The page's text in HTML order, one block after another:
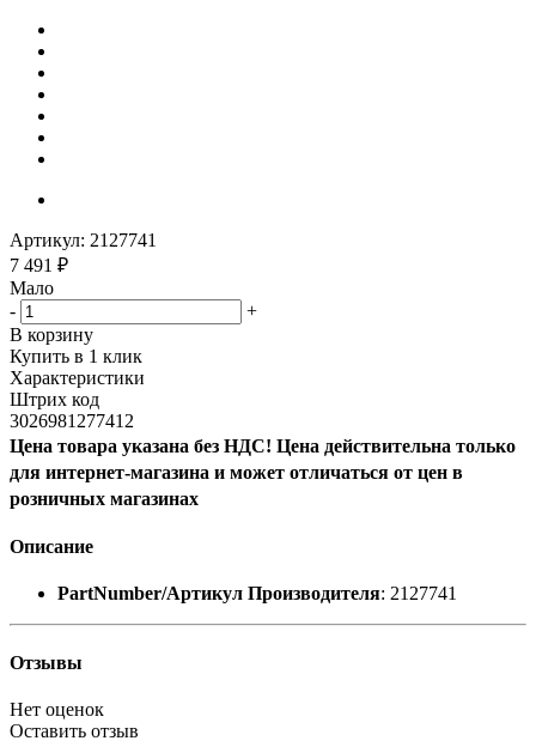
Артикул: 2127741
7 491 ₽
Мало
-
+
В корзину
Купить в 1 клик
Характеристики
Штрих код
3026981277412
Цена товара указана без НДС! Цена действительна только
для интернет-магазина и может отличаться от цен в
розничных магазинах
Описание
PartNumber/Артикул Производителя: 2127741
Отзывы
Нет оценок
Оставить отзыв